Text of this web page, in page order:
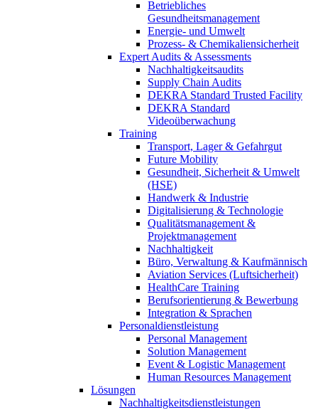
Betriebliches
Gesundheitsmanagement
Energie- und Umwelt
Prozess- & Chemikaliensicherheit
Expert Audits & Assessments
Nachhaltigkeitsaudits
Supply Chain Audits
DEKRA Standard Trusted Facility
DEKRA Standard
Videoüberwachung
Training
Transport, Lager & Gefahrgut
Future Mobility
Gesundheit, Sicherheit & Umwelt
(HSE)
Handwerk & Industrie
Digitalisierung & Technologie
Qualitätsmanagement &
Projektmanagement
Nachhaltigkeit
Büro, Verwaltung & Kaufmännisch
Aviation Services (Luftsicherheit)
HealthCare Training
Berufsorientierung & Bewerbung
Integration & Sprachen
Personaldienstleistung
Personal Management
Solution Management
Event & Logistic Management
Human Resources Management
Lösungen
Nachhaltigkeitsdienstleistungen